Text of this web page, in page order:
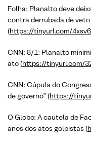
Folha: Planalto deve
contra derrubada de veto
(https://tinyurl.com/
CNN: 8/1: Planalto
ato (https://tinyurl.com/
CNN: Cúpula do
de governo” (https://
O Globo: A cautela de
anos dos atos golpistas (